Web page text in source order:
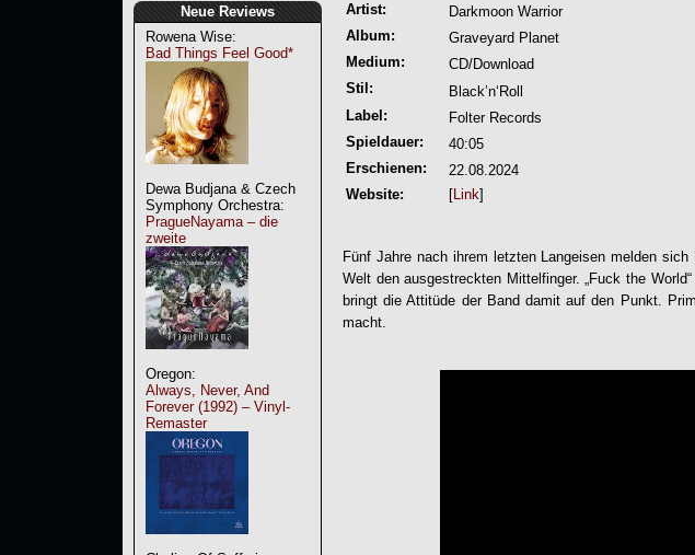
Neue Reviews
Rowena Wise:
Bad Things Feel Good*
Dewa Budjana & Czech
Symphony Orchestra:
PragueNayama – die
zweite
Oregon:
Always, Never, And
Forever (1992) – Vinyl-
Remaster
Artist:
Darkmoon Warrior
Album:
Graveyard Planet
Medium:
CD/Download
Stil:
Black’n‘Roll
Label:
Folter Records
Spieldauer:
40:05
Erschienen:
22.08.2024
Website:
[Link]
Fünf Jahre nach ihrem letzten Langeisen melden sich
Welt den ausgestreckten Mittelfinger. „Fuck the
bringt die Attitüde der Band damit auf den Punkt.
macht.